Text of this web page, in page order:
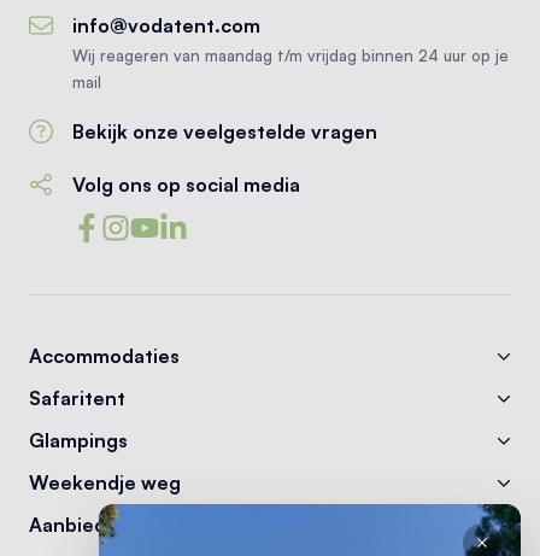
info@vodatent.com
Wij reageren van maandag t/m vrijdag binnen 24 uur op je
mail
Bekijk onze veelgestelde vragen
Volg ons op social media
Accommodaties
Safaritent
Glampings
Weekendje weg
Aanbiedingen